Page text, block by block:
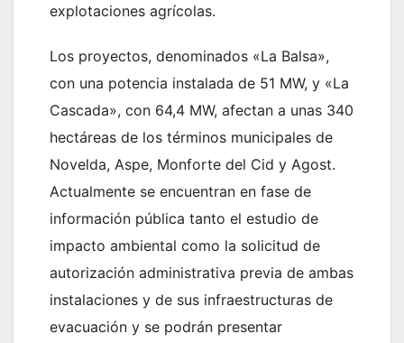
explotaciones agrícolas.
Los proyectos, denominados «La Balsa»,
con una potencia instalada de 51 MW, y «La
Cascada», con 64,4 MW, afectan a unas 340
hectáreas de los términos municipales de
Novelda, Aspe, Monforte del Cid y Agost.
Actualmente se encuentran en fase de
información pública tanto el estudio de
impacto ambiental como la solicitud de
autorización administrativa previa de ambas
instalaciones y de sus infraestructuras de
evacuación y se podrán presentar